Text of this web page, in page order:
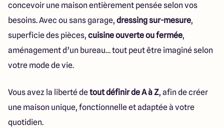
concevoir une maison entièrement pensée selon vos
besoins. Avec ou sans garage, dressing sur-mesure,
superficie des pièces, cuisine ouverte ou fermée,
aménagement d’un bureau… tout peut être imaginé selon
votre mode de vie.
Vous avez la liberté detout définir de A à Z, afin de créer
une maison unique, fonctionnelle et adaptée à votre
quotidien.